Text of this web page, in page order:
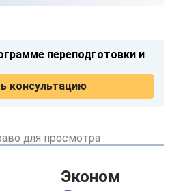
переподготовки и
консультацию
для просмотра
Эконом